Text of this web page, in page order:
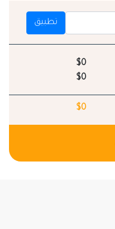
تطبيق
$0
$0
$0